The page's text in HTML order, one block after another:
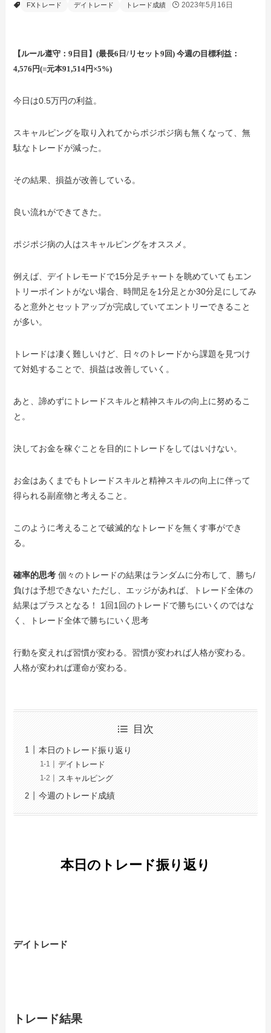
FXトレード
デイトレード トレード成績 2023年5月16日
【ルール遵守：9日目】(最長6日/リセット9回) 今週の目標利益：
4,576円(=元本91,514円×5%)
今日は0.5万円の利益。
スキャルピングを取り入れてからポジポジ病も無くなって、無
駄なトレードが減った。
その結果、損益が改善している。
良い流れができてきた。
ポジポジ病の人はスキャルピングをオススメ。
例えば、デイトレモードで15分足チャートを眺めていてもエン
トリーポイントがない場合、時間足を1分足とか30分足にしてみ
ると意外とセットアップが完成していてエントリーできること
が多い。
トレードは凄く難しいけど、日々のトレードから課題を見つけ
て対処することで、損益は改善していく。
あと、諦めずにトレードスキルと精神スキルの向上に努めるこ
と。
決してお金を稼ぐことを目的にトレードをしてはいけない。
お金はあくまでもトレードスキルと精神スキルの向上に伴って
得られる副産物と考えること。
このように考えることで破滅的なトレードを無くす事ができ
る。
確率的思考 個々のトレードの結果はランダムに分布して、勝ち/
負けは予想できない ただし、エッジがあれば、トレード全体の
結果はプラスとなる！ 1回1回のトレードで勝ちにいくのではな
く、トレード全体で勝ちにいく思考
行動を変えれば習慣が変わる。習慣が変われば人格が変わる。
人格が変われば運命が変わる。
目次
本日のトレード振り返り
デイトレード
スキャルピング
今週のトレード成績
本日のトレード振り返り
デイトレード
トレード結果